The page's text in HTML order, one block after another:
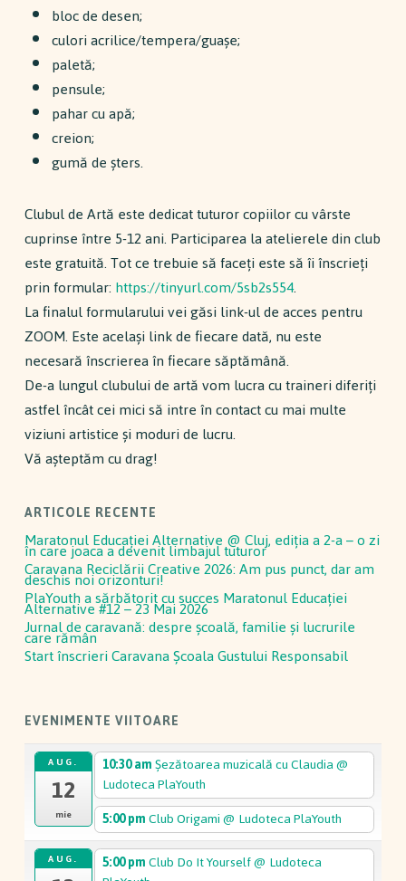
bloc de desen;
culori acrilice/tempera/guașe;
paletă;
pensule;
pahar cu apă;
creion;
gumă de șters.
Clubul de Artă este dedicat tuturor copiilor cu vârste
cuprinse între 5-12 ani. Participarea la atelierele din club
este gratuită. Tot ce trebuie să faceți este să îi înscrieți
prin formular:https://tinyurl.com/5sb2s554.
La finalul formularului vei găsi link-ul de acces pentru
ZOOM. Este același link de fiecare dată, nu este
necesară înscrierea în fiecare săptămână.
De-a lungul clubului de artă vom lucra cu traineri diferiți
astfel încât cei mici să intre în contact cu mai multe
viziuni artistice și moduri de lucru.
Vă așteptăm cu drag!
ARTICOLE RECENTE
Maratonul Educației Alternative @ Cluj, ediția a 2-a – o zi
în care joaca a devenit limbajul tuturor
Caravana Reciclării Creative 2026: Am pus punct, dar am
deschis noi orizonturi!
PlaYouth a sărbătorit cu succes Maratonul Educației
Alternative #12 – 23 Mai 2026
Jurnal de caravană: despre școală, familie și lucrurile
care rămân
Start înscrieri Caravana Școala Gustului Responsabil
EVENIMENTE VIITOARE
AUG.
12
mie
10:30 amȘezătoarea muzicală cu Claudia@
Ludoteca PlaYouth
5:00 pmClub Origami@ Ludoteca PlaYouth
AUG. 5:00 pmClub Do It Yourself@ Ludoteca